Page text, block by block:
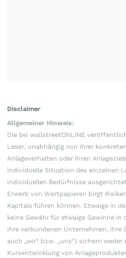
Disclaimer
Allgemeiner Hinweis:
Die bei wallstreetONLINE
Leser, unabhängig von ihrer
Anlageverhalten oder ihren
individuelle Situation des einzelnen
individuellen Bedürfnisse
Erwerb von Wertpapieren birgt
Kapitals führen können. Etwaige in
keine Gewähr für etwaige Gewinne
ihre verbundenen Unternehmen, ihre
auch „wir“ bzw. „uns“) sichern
Kursentwicklung von